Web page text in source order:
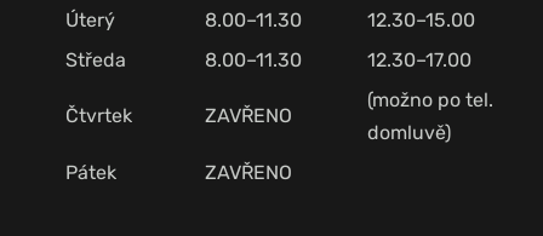
Úterý
8.00–11.30
12.30–15.00
Středa
8.00–11.30 12.30–17.00
Čtvrtek ZAVŘENO
(možno po tel.
domluvě)
Pátek
ZAVŘENO